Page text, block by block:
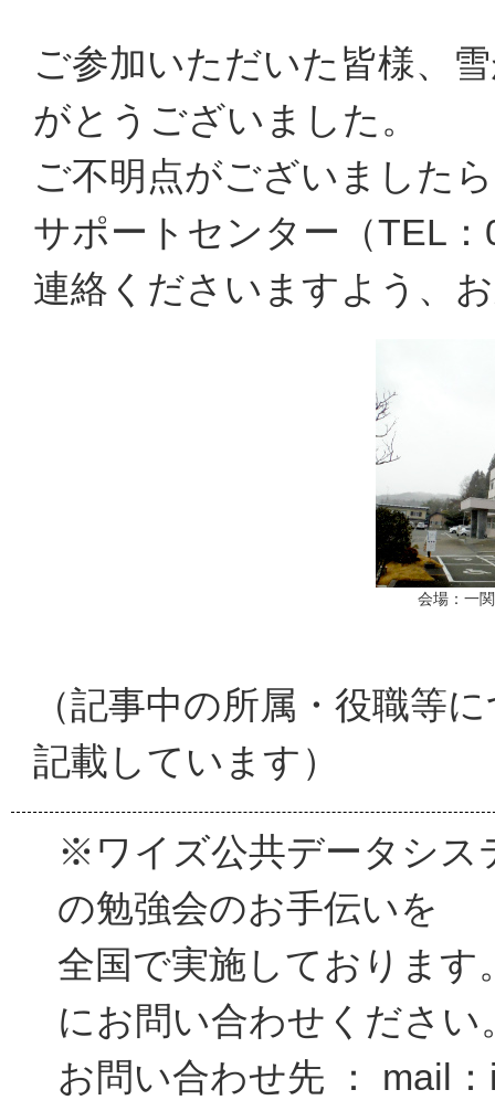
ご参加いただいた皆様、
がとうございました。
ご不明点がございました
サポートセンター（TEL
連絡くださいますよう、
会場：一
（記事中の所属・役職等
記載しています）
※ワイズ公共データシス
の勉強会のお手伝いを
全国で実施しておりま
にお問い合わせください
お問い合わせ先 ： mail